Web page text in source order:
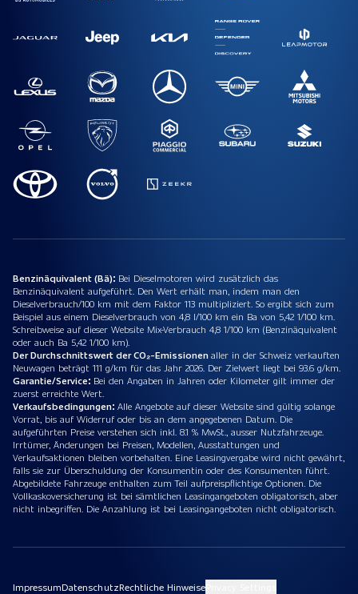
Benzinäquivalent (Bä): Bei Dieselmotoren wird zusätzlich das
Benzinäquivalent aufgeführt. Den Wert erhält man, indem man den
Dieselverbrauch/100 km mit dem Faktor 113 multipliziert. So ergibt sich zum
Beispiel aus einem Dieselverbrauch von 4,8 l/100 km ein Ba von 5,42 1/100 km.
Schreibweise auf dieser Website Mix-Verbrauch 4,8 1/100 km (Benzinäquivalent
oder auch Ba 5,42 1/100 km).
Der Durchschnittswert der CO₂-Emissionenaller in der Schweiz verkauften
Neuwagen beträgt 111 g/km für das Jahr 2026. Der Zielwert liegt bei 93.6 g/km.
Garantie/Service: Bei den Angaben in Jahren oder Kilometer gilt immer der
zuerst erreichte Wert.
Verkaufsbedingungen: Alle Angebote auf dieser Website sind gültig solange
Vorrat, bis auf Widerruf oder bis an dem angegebenen Datum. Die
aufgeführten Preise verstehen sich inkl. 8.1 % MwSt., ausser Nutzfahrzeuge.
Irrtümer, Änderungen bei Preisen, Modellen, Ausstattungen und
Verkaufsaktionen bleiben vorbehalten. Eine Leasingvergabe wird nicht gewährt,
falls sie zur Überschuldung der Konsumentin oder des Konsumenten führt.
Abgebildete Fahrzeuge enthalten zum Teil aufpreispflichtige Optionen. Die
Vollkaskoversicherung ist bei sämtlichen Leasingangeboten obligatorisch, aber
nicht inbegriffen. Die Anzahlung ist bei Leasingangeboten nicht obligatorisch.
ImpressumDatenschutzRechtliche Hinweise